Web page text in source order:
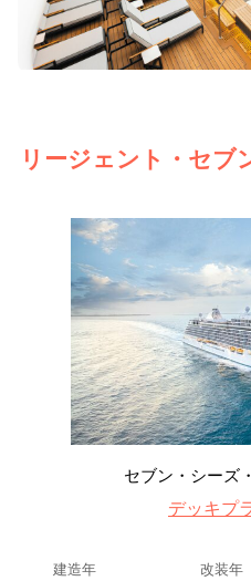
リージェント・セブ
セブン・シーズ
デッキプ
建造年 改装年